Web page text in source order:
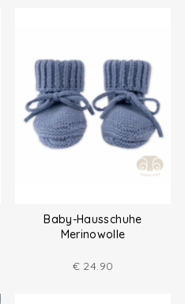
Baby-Hausschuhe
Merinowolle
€ 24.90